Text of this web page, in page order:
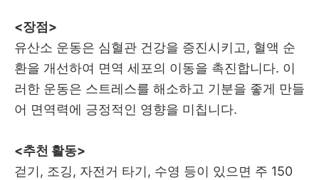
<장점>
유산소 운동은 심혈관 건강을 증진시키고, 혈액 순
환을 개선하여 면역 세포의 이동을 촉진합니다. 이
러한 운동은 스트레스를 해소하고 기분을 좋게 만들
어 면역력에 긍정적인 영향을 미칩니다.
<추천 활동>
걷기, 조깅, 자전거 타기, 수영 등이 있으면 주 150